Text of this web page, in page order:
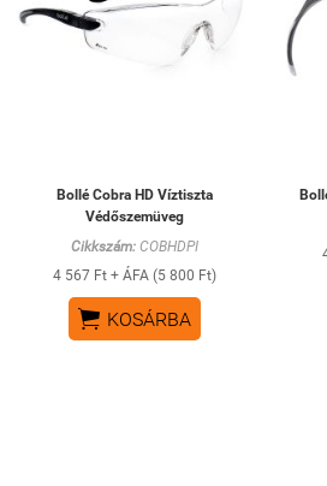
Bollé Cobra HD Víztiszta
Védőszemüveg
Cikkszám: COBHDPI
4 567 Ft + ÁFA (5 800 Ft)
 KOSÁRBA